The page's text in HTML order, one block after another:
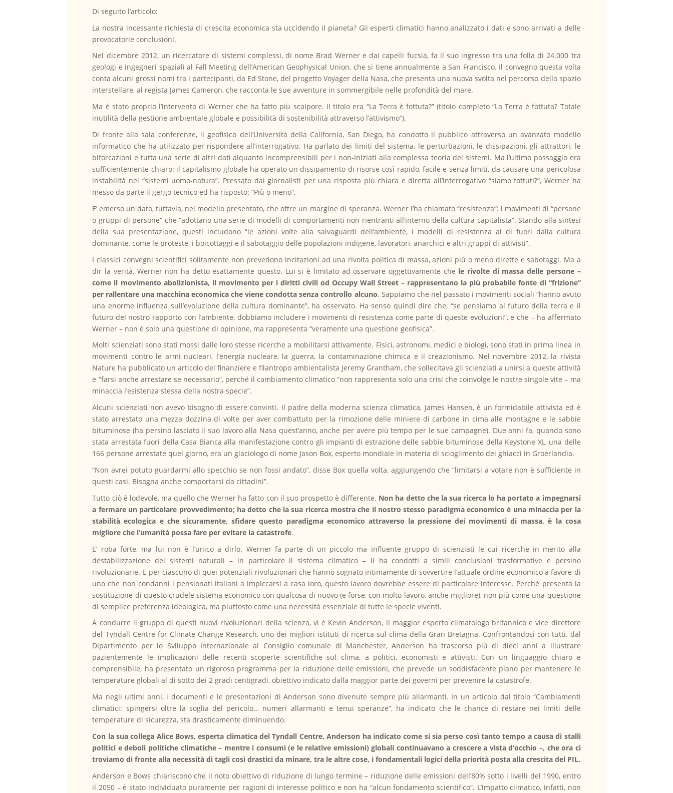
Di seguito l’articolo:
La nostra incessante richiesta di crescita economica sta uccidendo il pianeta? Gli esperti climatici hanno analizzato i dati e sono arrivati a delle
provocatorie conclusioni.
Nel dicembre 2012, un ricercatore di sistemi complessi, di nome Brad Werner e dai capelli fucsia, fa il suo ingresso tra una folla di 24.000 tra
geologi e ingegneri spaziali al Fall Meeting dell’American Geophysical Union, che si tiene annualmente a San Francisco. Il convegno questa volta
conta alcuni grossi nomi tra i partecipanti, da Ed Stone, del progetto Voyager della Nasa, che presenta una nuova svolta nel percorso dello spazio
interstellare, al regista James Cameron, che racconta le sue avventure in sommergibile nelle profondità del mare.
Ma è stato proprio l’intervento di Werner che ha fatto più scalpore. Il titolo era “La Terra è fottuta?” (titolo completo “La Terra è fottuta? Totale
inutilità della gestione ambientale globale e possibilità di sostenibilità attraverso l’attivismo”).
Di fronte alla sala conferenze, il geofisico dell’Università della California, San Diego, ha condotto il pubblico attraverso un avanzato modello
informatico che ha utilizzato per rispondere all’interrogativo. Ha parlato dei limiti del sistema, le perturbazioni, le dissipazioni, gli attrattori, le
biforcazioni e tutta una serie di altri dati alquanto incomprensibili per i non-iniziati alla complessa teoria dei sistemi. Ma l’ultimo passaggio era
sufficientemente chiaro: il capitalismo globale ha operato un dissipamento di risorse così rapido, facile e senza limiti, da causare una pericolosa
instabilità nei “sistemi uomo-natura”. Pressato dai giornalisti per una risposta più chiara e diretta all’interrogativo “siamo fottuti?”, Werner ha
messo da parte il gergo tecnico ed ha risposto: “Più o meno”.
E’ emerso un dato, tuttavia, nel modello presentato, che offre un margine di speranza. Werner l’ha chiamato “resistenza”: i movimenti di “persone
o gruppi di persone” che “adottano una serie di modelli di comportamenti non rientranti all’interno della cultura capitalista”. Stando alla sintesi
della sua presentazione, questi includono “le azioni volte alla salvaguardi dell’ambiente, i modelli di resistenza al di fuori dalla cultura
dominante, come le proteste, i boicottaggi e il sabotaggio delle popolazioni indigene, lavoratori, anarchici e altri gruppi di attivisti”.
I classici convegni scientifici solitamente non prevedono incitazioni ad una rivolta politica di massa, azioni più o meno dirette e sabotaggi. Ma a
dir la verità, Werner non ha detto esattamente questo. Lui si è limitato ad osservare oggettivamente che le rivolte di massa delle persone –
come il movimento abolizionista, il movimento per i diritti civili od Occupy Wall Street – rappresentano la più probabile fonte di “frizione”
per rallentare una macchina economica che viene condotta senza controllo alcuno. Sappiamo che nel passato i movimenti sociali “hanno avuto
una enorme influenza sull’evoluzione della cultura dominante”, ha osservato. Ha senso quindi dire che, “se pensiamo al futuro della terra e il
futuro del nostro rapporto con l’ambiente, dobbiamo includere i movimenti di resistenza come parte di queste evoluzioni”, e che – ha affermato
Werner – non è solo una questione di opinione, ma rappresenta “veramente una questione geofisica”.
Molti scienziati sono stati mossi dalle loro stesse ricerche a mobilitarsi attivamente. Fisici, astronomi, medici e biologi, sono stati in prima linea in
movimenti contro le armi nucleari, l’energia nucleare, la guerra, la contaminazione chimica e il creazionismo. Nel novembre 2012, la rivista
Nature ha pubblicato un articolo del finanziere e filantropo ambientalista Jeremy Grantham, che sollecitava gli scienziati a unirsi a queste attività
e “farsi anche arrestare se necessario”, perché il cambiamento climatico “non rappresenta solo una crisi che coinvolge le nostre singole vite – ma
minaccia l’esistenza stessa della nostra specie”.
Alcuni scienziati non avevo bisogno di essere convinti. Il padre della moderna scienza climatica, James Hansen, è un formidabile attivista ed è
stato arrestato una mezza dozzina di volte per aver combattuto per la rimozione delle miniere di carbone in cima alle montagne e le sabbie
bituminose (ha persino lasciato il suo lavoro alla Nasa quest’anno, anche per avere più tempo per le sue campagne). Due anni fa, quando sono
stata arrestata fuori della Casa Bianca alla manifestazione contro gli impianti di estrazione delle sabbie bituminose della Keystone XL, una delle
166 persone arrestate quel giorno, era un glaciologo di nome Jason Box, esperto mondiale in materia di scioglimento dei ghiacci in Groerlandia.
“Non avrei potuto guardarmi allo specchio se non fossi andato”, disse Box quella volta, aggiungendo che “limitarsi a votare non è sufficiente in
questi casi. Bisogna anche comportarsi da cittadini”.
Tutto ciò è lodevole, ma quello che Werner ha fatto con il suo prospetto è differente. Non ha detto che la sua ricerca lo ha portato a impegnarsi
a fermare un particolare provvedimento; ha detto che la sua ricerca mostra che il nostro stesso paradigma economico è una minaccia per la
stabilità ecologica e che sicuramente, sfidare questo paradigma economico attraverso la pressione dei movimenti di massa, è la cosa
migliore che l’umanità possa fare per evitare la catastrofe.
E’ roba forte, ma lui non è l’unico a dirlo. Werner fa parte di un piccolo ma influente gruppo di scienziati le cui ricerche in merito alla
destabilizzazione dei sistemi naturali – in particolare il sistema climatico – li ha condotti a simili conclusioni trasformative e persino
rivoluzionarie. E per ciascuno di quei potenziali rivoluzionari che hanno sognato intimamente di sovvertire l’attuale ordine economico a favore di
uno che non condanni i pensionati italiani a impiccarsi a casa loro, questo lavoro dovrebbe essere di particolare interesse. Perché presenta la
sostituzione di questo crudele sistema economico con qualcosa di nuovo (e forse, con molto lavoro, anche migliore), non più come una questione
di semplice preferenza ideologica, ma piuttosto come una necessità essenziale di tutte le specie viventi.
A condurre il gruppo di questi nuovi rivoluzionari della scienza, vi è Kevin Anderson, il maggior esperto climatologo britannico e vice direttore
del Tyndall Centre for Climate Change Research, uno dei migliori istituti di ricerca sul clima della Gran Bretagna. Confrontandosi con tutti, dal
Dipartimento per lo Sviluppo Internazionale al Consiglio comunale di Manchester, Anderson ha trascorso più di dieci anni a illustrare
pazientemente le implicazioni delle recenti scoperte scientifiche sul clima, a politici, economisti e attivisti. Con un linguaggio chiaro e
comprensibile, ha presentato un rigoroso programma per la riduzione delle emissioni, che prevede un soddisfacente piano per mantenere le
temperature globali al di sotto dei 2 gradi centigradi, obiettivo indicato dalla maggior parte dei governi per prevenire la catastrofe.
Ma negli ultimi anni, i documenti e le presentazioni di Anderson sono divenute sempre più allarmanti. In un articolo dal titolo “Cambiamenti
climatici: spingersi oltre la soglia del pericolo… numeri allarmanti e tenui speranze”, ha indicato che le chance di restare nei limiti delle
temperature di sicurezza, sta drasticamente diminuendo.
Con la sua collega Alice Bows, esperta climatica del Tyndall Centre, Anderson ha indicato come si sia perso così tanto tempo a causa di stalli
politici e deboli politiche climatiche – mentre i consumi (e le relative emissioni) globali continuavano a crescere a vista d’occhio –, che ora ci
troviamo di fronte alla necessità di tagli così drastici da minare, tra le altre cose, i fondamentali logici della priorità posta alla crescita del PIL.
Anderson e Bows chiariscono che il noto obiettivo di riduzione di lungo termine – riduzione delle emissioni dell’80% sotto i livelli del 1990, entro
il 2050 – è stato individuato puramente per ragioni di interesse politico e non ha “alcun fondamento scientifico”. L’impatto climatico, infatti, non